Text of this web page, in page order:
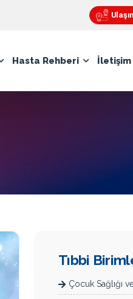
Hasta Rehberi İletişim
Tıbbi
Çocuk Sağlığı